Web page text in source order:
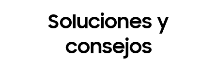
Soluciones y
consejos